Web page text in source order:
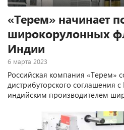
«Терем» начинает
широкорулонных
Индии
6 марта 2023
Российская компания «Терем»
дистрибуторского соглашения с
индийским производителем